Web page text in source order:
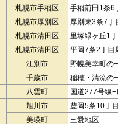
札幌市手稲区
手稲前田1条6
札幌市厚別区
厚別東3条7丁
札幌市清田区
里塚緑ヶ丘1
札幌市清田区
平岡7条2丁目
江別市
野幌美幸町の
千歳市
稲穂・清流の
八雲町 国道277号線
旭川市
豊岡5条10丁
美瑛町
三愛地区